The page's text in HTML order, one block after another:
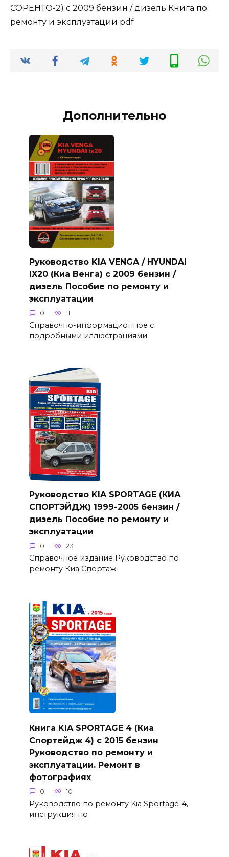
СОРЕНТО-2) с 2009 бензин / дизель Книга по
ремонту и эксплуатации pdf
Дополнительно
Руководство KIA VENGA / HYUNDAI
IX20 (Киа Венга) с 2009 бензин /
дизель Пособие по ремонту и
эксплуатации
0 11
Справочно-информационное с
подробными иллюстрациями
Руководство KIA SPORTAGE (КИА
СПОРТЭЙДЖ) 1999-2005 бензин /
дизель Пособие по ремонту и
эксплуатации
0 23
Справочное издание Руководство по
ремонту Киа Спортаж
Книга KIA SPORTAGE 4 (Киа
Спортейдж 4) с 2015 бензин
Руководство по ремонту и
эксплуатации. Ремонт в
фотографиях
0 10
Руководство по ремонту Kia Sportage-4,
инструкция по